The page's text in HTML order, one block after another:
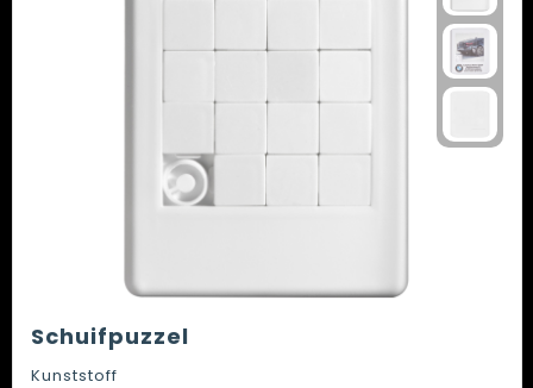
Schuifpuzzel
Kunststoff